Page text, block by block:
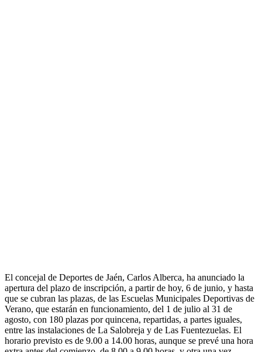
El concejal de Deportes de Jaén, Carlos Alberca, ha anunciado la
apertura del plazo de inscripción, a partir de hoy, 6 de junio, y hasta
que se cubran las plazas, de las Escuelas Municipales Deportivas de
Verano, que estarán en funcionamiento, del 1 de julio al 31 de
agosto, con 180 plazas por quincena, repartidas, a partes iguales,
entre las instalaciones de La Salobreja y de Las Fuentezuelas. El
horario previsto es de 9.00 a 14.00 horas, aunque se prevé una hora